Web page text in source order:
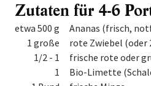
Zutaten für 4-6
MengeZutat
etwa 500 g
Ananas (frisch,
1 große
rote Zwiebel (oder
1/2 - 1
frische rote oder
1
Bio-Limette